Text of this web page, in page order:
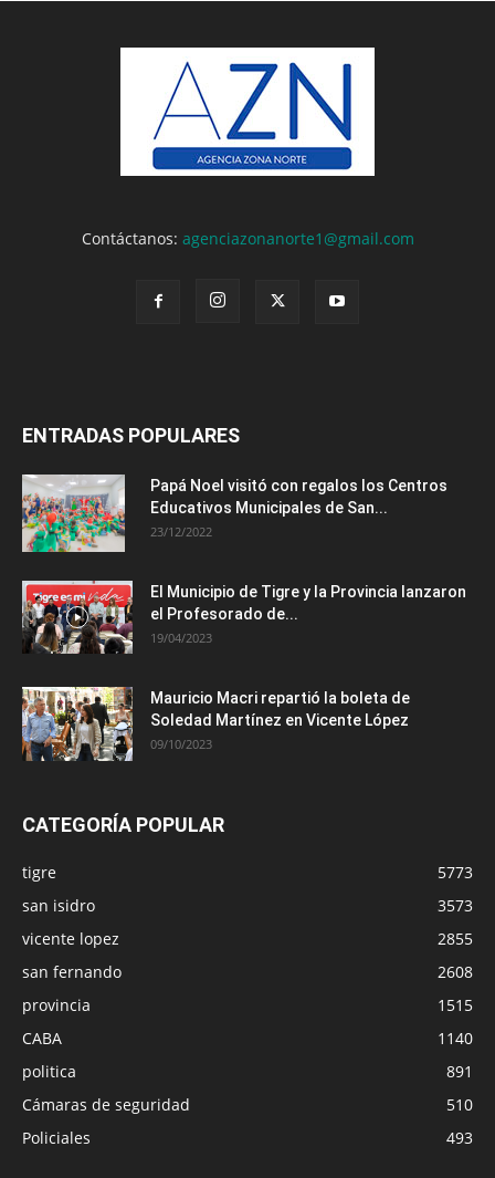
Contáctanos: agenciazonanorte1@gmail.com
ENTRADAS POPULARES
Papá Noel visitó con regalos los Centros
Educativos Municipales de San...
23/12/2022
El Municipio de Tigre y la Provincia lanzaron
el Profesorado de...
19/04/2023
Mauricio Macri repartió la boleta de
Soledad Martínez en Vicente López
09/10/2023
CATEGORÍA POPULAR
tigre
5773
san isidro
3573
vicente lopez
2855
san fernando
2608
provincia
1515
CABA
1140
politica
891
Cámaras de seguridad
510
Policiales
493